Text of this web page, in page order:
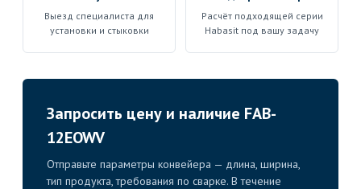
Выезд специалиста для
установки и стыковки
Расчёт подходящей серии
Habasit под вашу задачу
Запросить цену и наличие FAB-
12EOWV
Отправьте параметры конвейера — длина, ширина,
тип продукта, требования по сварке. В течение